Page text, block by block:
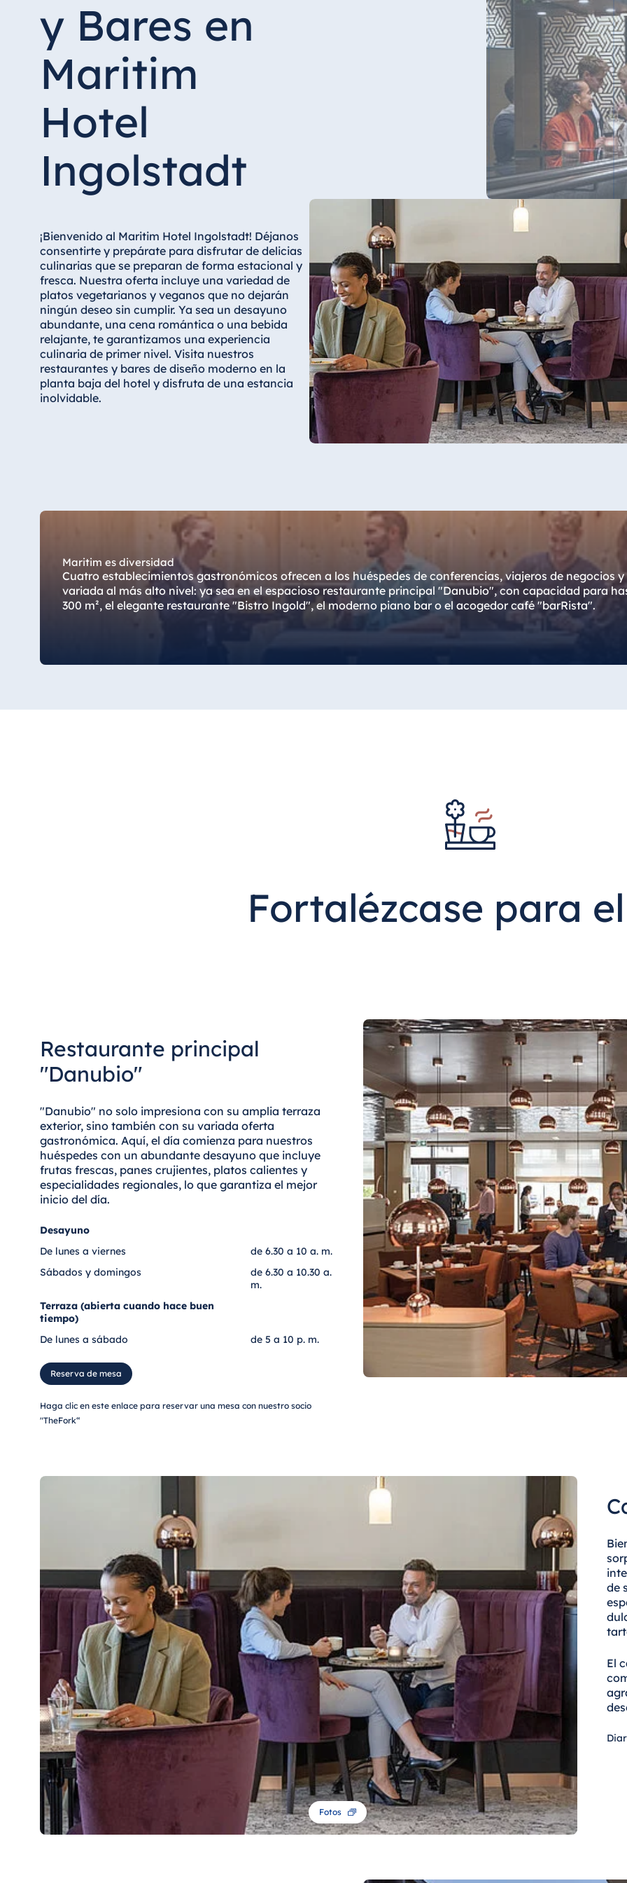
Hotel Frankfurt
Airport Hotel Hannover
Hotel Ingolstadt
Hotel Bellevue Kiel
Hotel Köln
Hotel Königswinter
Hotel Magdeburg
Seehotel Timmendorfer Strand
TitiseeHotel Titisee-Neustadt
Strandhotel Travemünde
Hotel Ulm
Star-Apart Hansa Hotel Wiesbaden
Hotel Würzburg
Hotel Plaza Tirana
Resort Marina Bay
Resort & Spa Mauritius
y Bares en
Maritim
Hotel
Ingolstadt
¡Bienvenido al Maritim Hotel Ingolstadt! Déjanos
consentirte y prepárate para disfrutar de delicias
culinarias que se preparan de forma estacional y
fresca. Nuestra oferta incluye una variedad de
platos vegetarianos y veganos que no dejarán
ningún deseo sin cumplir. Ya sea un desayuno
abundante, una cena romántica o una bebida
relajante, te garantizamos una experiencia
culinaria de primer nivel. Visita nuestros
restaurantes y bares de diseño moderno en la
planta baja del hotel y disfruta de una estancia
inolvidable.
Maritim es diversidad
Cuatro establecimientos gastronómicos ofrecen a los huéspedes de conferencias, viajeros de negocios
variada al más alto nivel: ya sea en el espacioso restaurante principal "Danubio", con capacidad para
300 m², el elegante restaurante "Bistro Ingold", el moderno piano bar o el acogedor café "barRista".
Fortalézcase para
Restaurante principal
"Danubio"
"Danubio" no solo impresiona con su amplia terraza
exterior, sino también con su variada oferta
gastronómica. Aquí, el día comienza para nuestros
huéspedes con un abundante desayuno que incluye
frutas frescas, panes crujientes, platos calientes y
especialidades regionales, lo que garantiza el mejor
inicio del día.
Desayuno
De lunes a viernes
de 6.30 a 10 a. m.
Sábados y domingos
de 6.30 a 10.30 a.
m.
Terraza (abierta cuando hace buen
tiempo)
De lunes a sábado
de 5 a 10 p. m.
Reserva de mesa
Haga clic en este enlace para reservar una mesa con nuestro socio
"TheFork“
Fotos
de
El